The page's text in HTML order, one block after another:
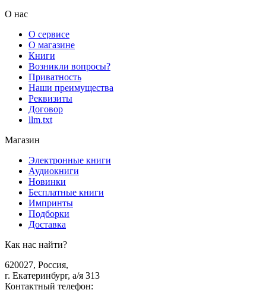
О нас
О сервисе
О магазине
Книги
Возникли вопросы?
Приватность
Наши преимущества
Реквизиты
Договор
llm.txt
Магазин
Электронные книги
Аудиокниги
Новинки
Бесплатные книги
Импринты
Подборки
Доставка
Как нас найти?
620027, Россия,
г. Екатеринбург, а/я 313
Контактный телефон: